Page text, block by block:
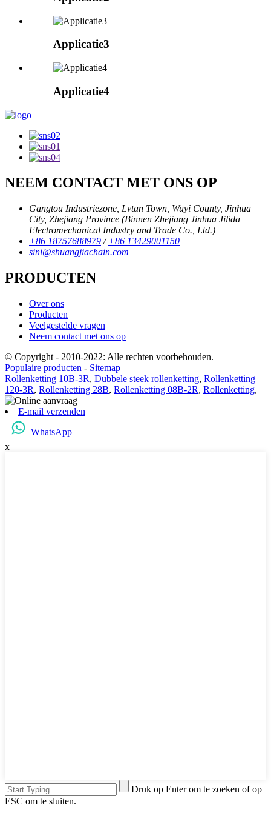
Applicatie3
Applicatie4
NEEM CONTACT MET ONS OP
Gangtou Industriezone, Lvtan Town, Wuyi County, Jinhua
City, Zhejiang Province (Binnen Zhejiang Jinhua Jilida
Electromechanical Industry and Trade Co., Ltd.)
+86 18757688979 /+86 13429001150
sini@shuangjiachain.com
PRODUCTEN
Over ons
Producten
Veelgestelde vragen
Neem contact met ons op
© Copyright - 2010-2022: Alle rechten voorbehouden.
Populaire producten - Sitemap
Rollenketting 10B-3R, Dubbele steek rollenketting, Rollenketting
120-3R, Rollenketting 28B, Rollenketting 08B-2R, Rollenketting,
E-mail verzenden
WhatsApp
x
Druk op Enter om te zoeken of op
ESC om te sluiten.